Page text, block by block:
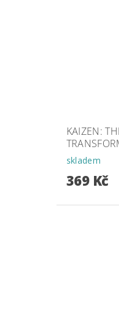
KAIZEN:
skladem
369 Kč